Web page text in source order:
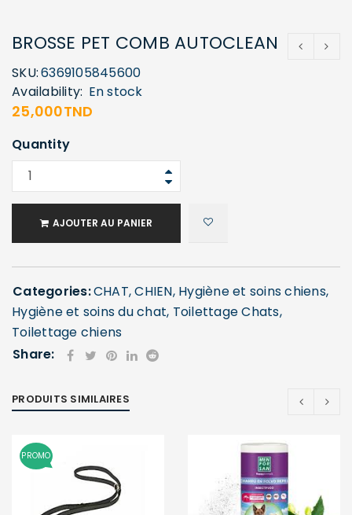
BROSSE PET COMB AUTOCLEAN
SKU:6369105845600
Availability: En stock
25,000TND
Quantity
AJOUTER AU PANIER
Categories:CHAT,CHIEN, Hygiène et soins chiens,
Hygiène et soins du chat, Toilettage Chats,
Toilettage chiens
Share:
PRODUITS SIMILAIRES
PROMO